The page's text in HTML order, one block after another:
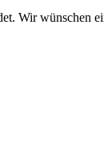
Wir wünschen